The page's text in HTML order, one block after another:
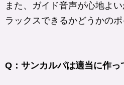
また、ガイド音声が心地よ
ラックスできるかどうかのポ
Q：サンカルパは適当に作っ